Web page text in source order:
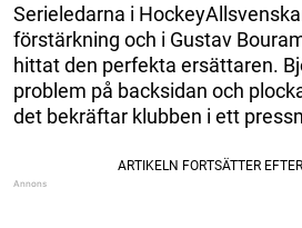
Serieledarna i
förstärkning och i Gustav
hittat den perfekta ersättaren.
problem på backsidan och
det bekräftar klubben i ett